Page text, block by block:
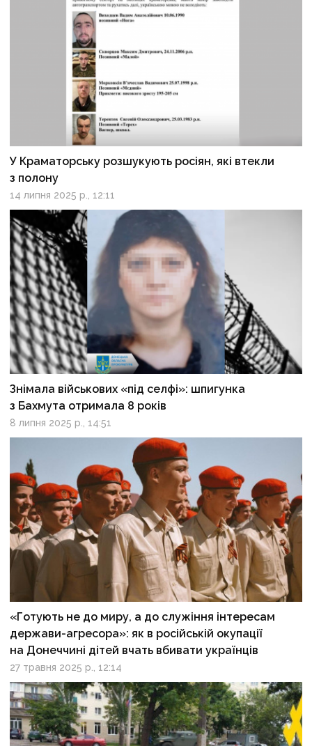
У Краматорську розшукують росіян, які втекли
з полону
14 липня 2025 р., 12:11
Знімала військових «під селфі»: шпигунка
з Бахмута отримала 8 років
8 липня 2025 р., 14:51
«Готують не до миру, а до служіння інтересам
держави-агресора»: як в російській окупації
на Донеччині дітей вчать вбивати українців
27 травня 2025 р., 12:14